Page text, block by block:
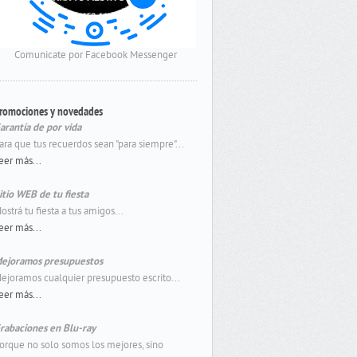
Comunicate por Facebook Messenger
y novedades
de por vida
que tus recuerdos sean "para siempre"...
más...
WEB de tu fiesta
tu fiesta a tus amigos...
más...
presupuestos
cualquier presupuesto escrito...
más...
en Blu-ray
no solo somos los mejores, sino